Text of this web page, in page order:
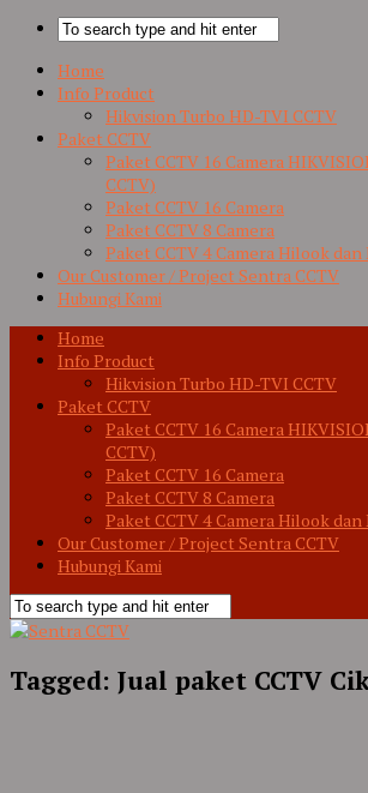
Home
Info Product
Hikvision Turbo HD-TVI CCTV
Paket CCTV
Paket CCTV 16 Camera
CCTV)
Paket CCTV 16 Camera
Paket CCTV 8 Camera
Paket CCTV 4 Camera Hilook dan
Our Customer / Project Sentra CCTV
Hubungi Kami
Home
Info Product
Hikvision Turbo HD-TVI CCTV
Paket CCTV
Paket CCTV 16 Camera
CCTV)
Paket CCTV 16 Camera
Paket CCTV 8 Camera
Paket CCTV 4 Camera Hilook dan
Our Customer / Project Sentra CCTV
Hubungi Kami
Tagged: Jual paket CCTV